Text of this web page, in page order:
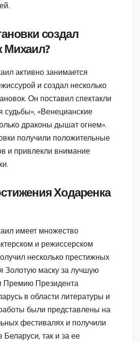
создал
Михаил?
активно занимается
и создал несколько
Он поставил спектакли
судьбы», «Венецианские
драконы дышат огнем».
получили положительные
и привлекли внимание
Ходаренка
имеет множество
и режиссерском
несколько престижных
Золотую маску за лучшую
Премию Президента
в области литературы и
были представлены на
фестивалях и получили
Беларуси, так и за ее